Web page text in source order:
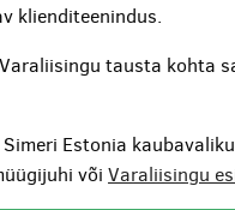
klienditeenindus.
tausta kohta
Estonia
võiVaraliisingu